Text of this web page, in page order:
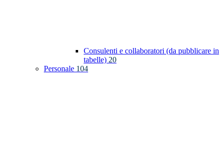
Consulenti e collaboratori (da pubblicare in
tabelle) 20
Personale 104